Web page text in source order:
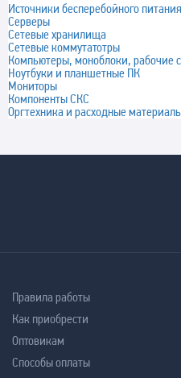
Источники бесперебойного питания
Серверы
Сетевые хранилища
Сетевые коммутатотры
Компьютеры, моноблоки, рабочие
Ноутбуки и планшетные ПК
Мониторы
Компоненты СКС
Оргтехника и расходные
Правила работы
Как приобрести
Оптовикам
Способы оплаты